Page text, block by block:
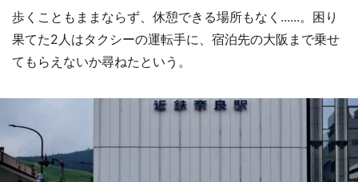
歩くこともままならず、休憩できる場所もなく......。困り
果てた2人はタクシーの運転手に、宿泊先の大阪まで乗せ
てもらえないか尋ねたという。